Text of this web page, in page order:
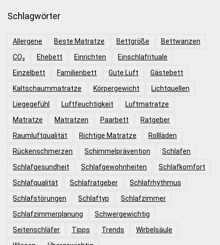
Schlagwörter
Allergene Beste Matratze Bettgröße
Bettwanzen
CO₂
Ehebett Einrichten
Einschlafrituale
Einzelbett
Familienbett Gute Luft
Gästebett
Kaltschaummatratze
Körpergewicht
Lichtquellen
Liegegefühl
Luftfeuchtigkeit
Luftmatratze
Matratze
Matratzen Paarbett
Ratgeber
Raumluftqualität
Richtige Matratze
Rollläden
Rückenschmerzen
Schimmelprävention
Schlafen
Schlafgesundheit
Schlafgewohnheiten
Schlafkomfort
Schlafqualität
Schlafratgeber
Schlafrhythmus
Schlafstörungen
Schlaftyp
Schlafzimmer
Schlafzimmerplanung
Schwergewichtig
Seitenschläfer
Tipps Trends
Wirbelsäule